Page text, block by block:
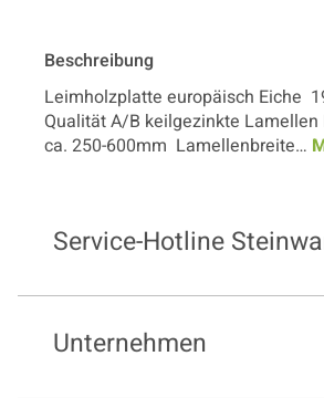
Beschreibung
Leimholzplatte europäisch Eiche
Qualität A/B keilgezinkte
ca. 250-600mm Lamellenbreite…
Service-Hotline
Unternehmen